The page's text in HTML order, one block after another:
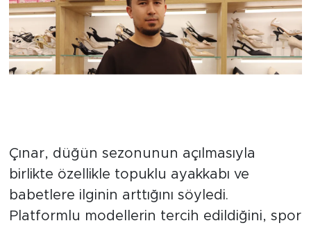
Çınar, düğün sezonunun açılmasıyla
birlikte özellikle topuklu ayakkabı ve
babetlere ilginin arttığını söyledi.